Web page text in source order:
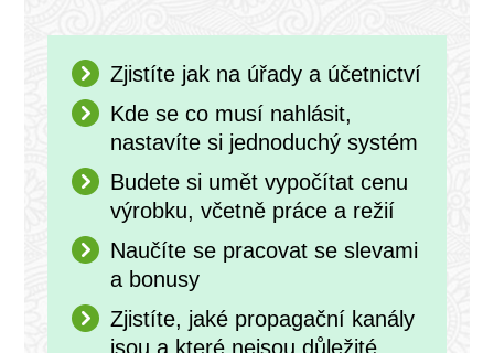
Zjistíte jak na úřady a účetnictví
Kde se co musí nahlásit,
nastavíte si jednoduchý systém
Budete si umět vypočítat cenu
výrobku, včetně práce a režií
Naučíte se pracovat se slevami
a bonusy
Zjistíte, jaké propagační kanály
jsou a které nejsou důležité